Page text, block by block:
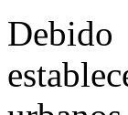
Debido